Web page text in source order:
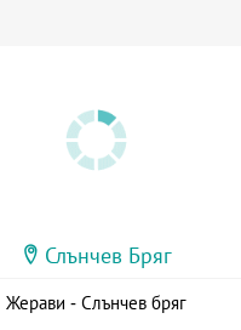
Слънчев Бряг
Жерави - Слънчев бряг